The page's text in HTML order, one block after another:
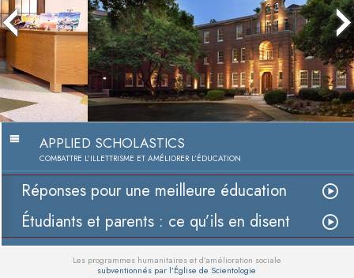
Réponses pour une meilleure
éducation
Regarder la vidéo
APPLIED SCHOLASTICS
COMBATTRE L’ILLETTRISME ET AMÉLIORER L’ÉDUCATION
Réponses pour une meilleure éducation
Étudiants et parents : ce qu’ils en disent
Les programmes humanitaires et d’amélioration sociale
subventionnés par l’Église de Scientologie